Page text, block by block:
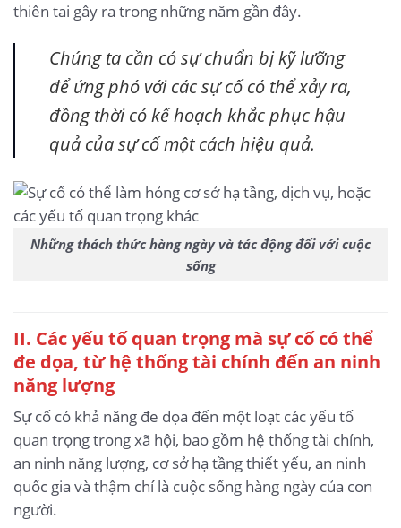
thiên tai gây ra trong những năm gần đây.
Chúng ta cần có sự chuẩn bị kỹ lưỡng
để ứng phó với các sự cố có thể xảy ra,
đồng thời có kế hoạch khắc phục hậu
quả của sự cố một cách hiệu quả.
Những thách thức hàng ngày và tác động đối với cuộc
sống
II. Các yếu tố quan trọng mà sự cố có thể
đe dọa, từ hệ thống tài chính đến an ninh
năng lượng
Sự cố có khả năng đe dọa đến một loạt các yếu tố
quan trọng trong xã hội, bao gồm hệ thống tài chính,
an ninh năng lượng, cơ sở hạ tầng thiết yếu, an ninh
quốc gia và thậm chí là cuộc sống hàng ngày của con
người.